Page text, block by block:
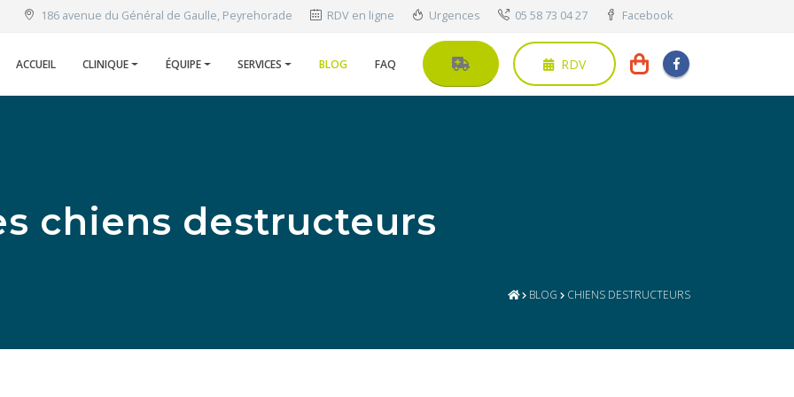
186 avenue du Général de Gaulle, Peyrehorade RDV en ligne Urgences 05 58 73 04 27 Facebook
ACCUEIL CLINIQUE ÉQUIPE SERVICES BLOG FAQ RDV
chiens destructeurs
BLOG CHIENS DESTRUCTEURS